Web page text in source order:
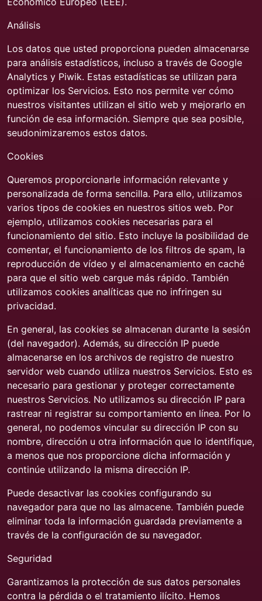
Análisis
Los datos que usted proporciona pueden almacenarse
para análisis estadísticos, incluso a través de Google
Analytics y Piwik. Estas estadísticas se utilizan para
optimizar los Servicios. Esto nos permite ver cómo
nuestros visitantes utilizan el sitio web y mejorarlo en
función de esa información. Siempre que sea posible,
seudonimizaremos estos datos.
Cookies
Queremos proporcionarle información relevante y
personalizada de forma sencilla. Para ello, utilizamos
varios tipos de cookies en nuestros sitios web. Por
ejemplo, utilizamos cookies necesarias para el
funcionamiento del sitio. Esto incluye la posibilidad de
comentar, el funcionamiento de los filtros de spam, la
reproducción de vídeo y el almacenamiento en caché
para que el sitio web cargue más rápido. También
utilizamos cookies analíticas que no infringen su
privacidad.
En general, las cookies se almacenan durante la sesión
(del navegador). Además, su dirección IP puede
almacenarse en los archivos de registro de nuestro
servidor web cuando utiliza nuestros Servicios. Esto es
necesario para gestionar y proteger correctamente
nuestros Servicios. No utilizamos su dirección IP para
rastrear ni registrar su comportamiento en línea. Por lo
general, no podemos vincular su dirección IP con su
nombre, dirección u otra información que lo identifique,
a menos que nos proporcione dicha información y
continúe utilizando la misma dirección IP.
Puede desactivar las cookies configurando su
navegador para que no las almacene. También puede
eliminar toda la información guardada previamente a
través de la configuración de su navegador.
Seguridad
Garantizamos la protección de sus datos personales
contra la pérdida o el tratamiento ilícito. Hemos